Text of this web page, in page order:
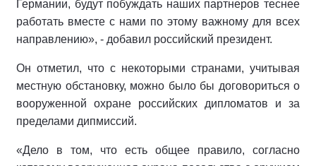
Германии, будут побуждать наших партнеров теснее
работать вместе с нами по этому важному для всех
направлению», - добавил российский президент.
Он отметил, что с некоторыми странами, учитывая
местную обстановку, можно было бы договориться о
вооруженной охране российских дипломатов и за
пределами дипмиссий.
«Дело в том, что есть общее правило, согласно